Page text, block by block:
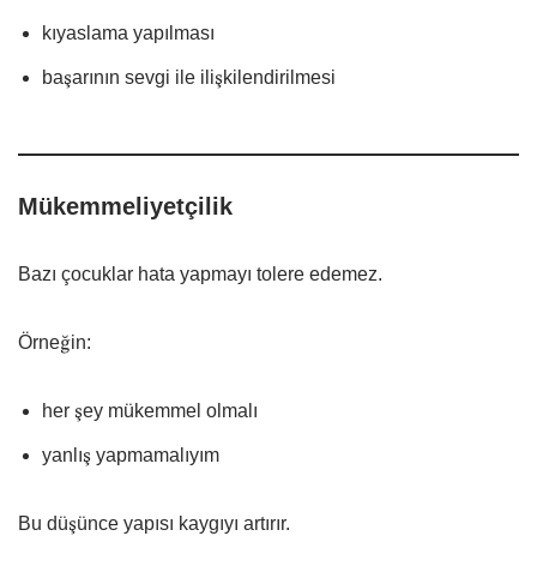
kıyaslama yapılması
başarının sevgi ile ilişkilendirilmesi
Mükemmeliyetçilik
Bazı çocuklar hata yapmayı tolere edemez.
Örneğin:
her şey mükemmel olmalı
yanlış yapmamalıyım
Bu düşünce yapısı kaygıyı artırır.